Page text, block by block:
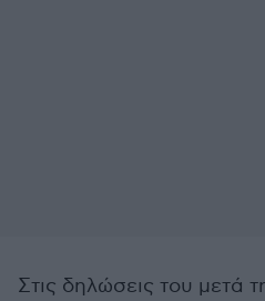
Στις δηλώσεις του μετά